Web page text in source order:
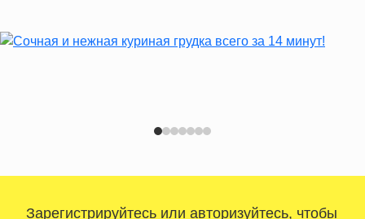
Зарегистрируйтесь или авторизуйтесь, чтобы